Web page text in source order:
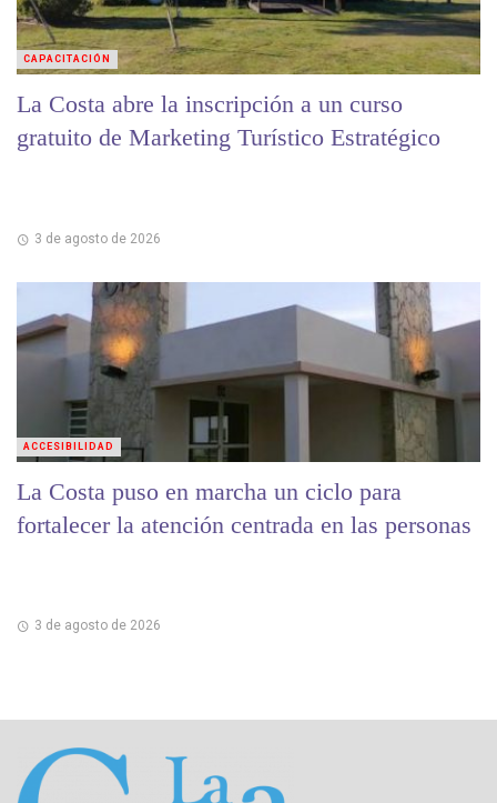
La Costa abre la inscripción a un curso
gratuito de Marketing Turístico Estratégico
3 de agosto de 2026
CAPACITACIÓN
La Costa puso en marcha un ciclo para
fortalecer la atención centrada en las personas
3 de agosto de 2026
ACCESIBILIDAD